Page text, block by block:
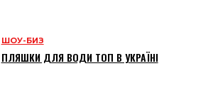
ШОУ-БИЗ
ПЛЯШКИ ДЛЯ ВОДИ ТОП В УКРАЇНІ